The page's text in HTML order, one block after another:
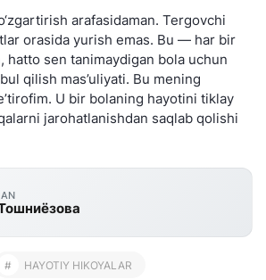
arafasidaman. Tergovchi
orasida yurish emas. Bu — har bir
hatto sen tanimaydigan bola uchun
qilish mas’uliyati. Bu mening
U bir bolaning hayotini tiklay
jarohatlanishdan saqlab qolishi
# HAYOTIY HIKOYALAR